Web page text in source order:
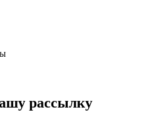
рассылку